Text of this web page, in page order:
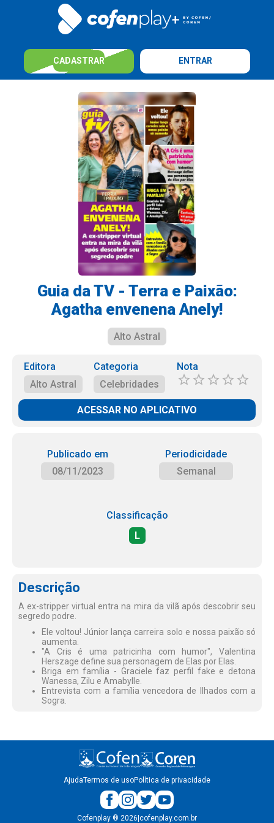
CADASTRAR ENTRAR
Guia da TV - Terra e Paixão:
Agatha envenena Anely!
Alto Astral
Editora
Alto Astral
Categoria
Celebridades
Nota
ACESSAR NO APLICATIVO
Publicado em
08/11/2023
Periodicidade
Semanal
Classificação
L
Descrição
A ex-stripper virtual entra na mira da vilã após descobrir seu
segredo podre.
Ele voltou! Júnior lança carreira solo e nossa paixão só
aumenta.
"A Cris é uma patricinha com humor", Valentina
Herszage define sua personagem de Elas por Elas.
Briga em família - Graciele faz perfil fake e detona
Wanessa, Zilu e Amabylle.
Entrevista com a família vencedora de Ilhados com a
Sogra.
AjudaTermos de usoPolítica de privacidade
Cofenplay ® 2026 cofenplay.com.br